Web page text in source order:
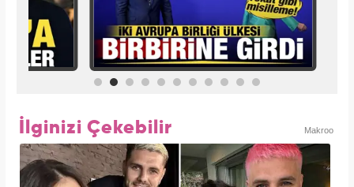
İlginizi Çekebilir Makroo